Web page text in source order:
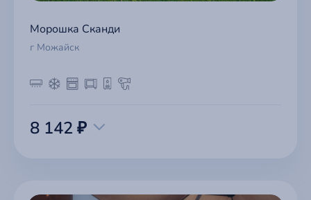
Морошка Сканди
г Можайск
8 142 ₽